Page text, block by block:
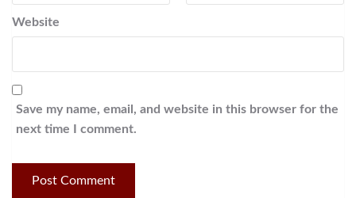
Website
Save my name, email, and website in this browser for the
next time I comment.